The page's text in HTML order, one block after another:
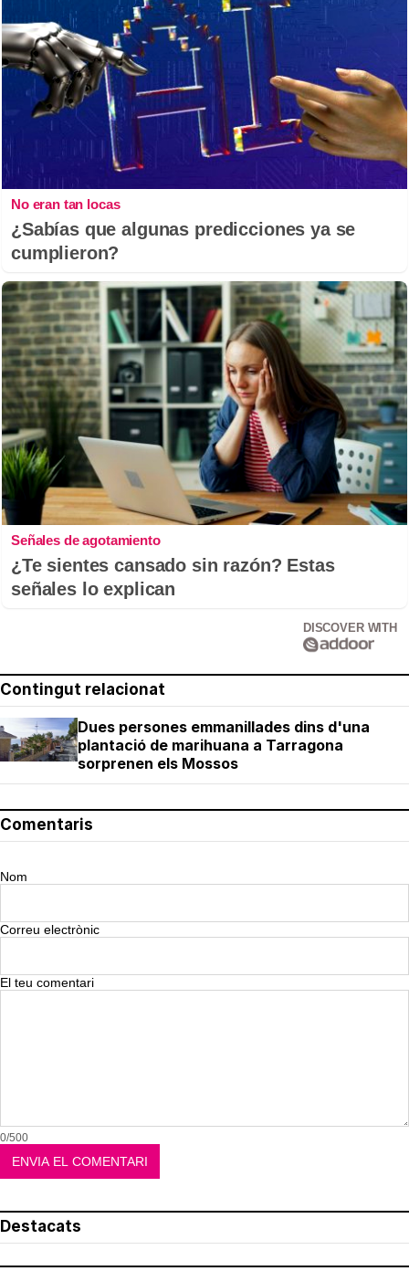
No eran tan locas
¿Sabías que algunas predicciones ya se
cumplieron?
Señales de agotamiento
¿Te sientes cansado sin razón? Estas
señales lo explican
DISCOVER WITH
Contingut relacionat
Dues persones emmanillades dins d'una
plantació de marihuana a Tarragona
sorprenen els Mossos
Comentaris
Nom
Correu electrònic
El teu comentari
0/500
Destacats